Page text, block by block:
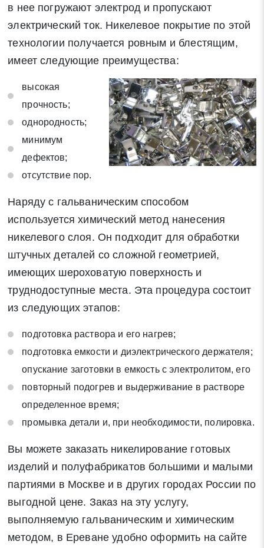
в нее погружают электрод и пропускают
электрический ток. Никелевое покрытие по этой
технологии получается ровным и блестящим,
имеет следующие преимущества:
высокая
прочность;
однородность;
минимум
дефектов;
отсутствие пор.
Наряду с гальваническим способом
используется химический метод нанесения
никелевого слоя. Он подходит для обработки
штучных деталей со сложной геометрией,
имеющих шероховатую поверхность и
труднодоступные места. Эта процедура состоит
из следующих этапов:
подготовка раствора и его нагрев;
подготовка емкости и диэлектрического держателя;
опускание заготовки в емкость с электролитом, его
повторный подогрев и выдерживание в растворе
определенное время;
промывка детали и, при необходимости, полировка.
Вы можете заказать никелирование готовых
изделий и полуфабрикатов большими и малыми
партиями в Москве и в других городах России по
выгодной цене. Заказ на эту услугу,
выполняемую гальваническим и химическим
методом, в Ереване удобно оформить на сайте